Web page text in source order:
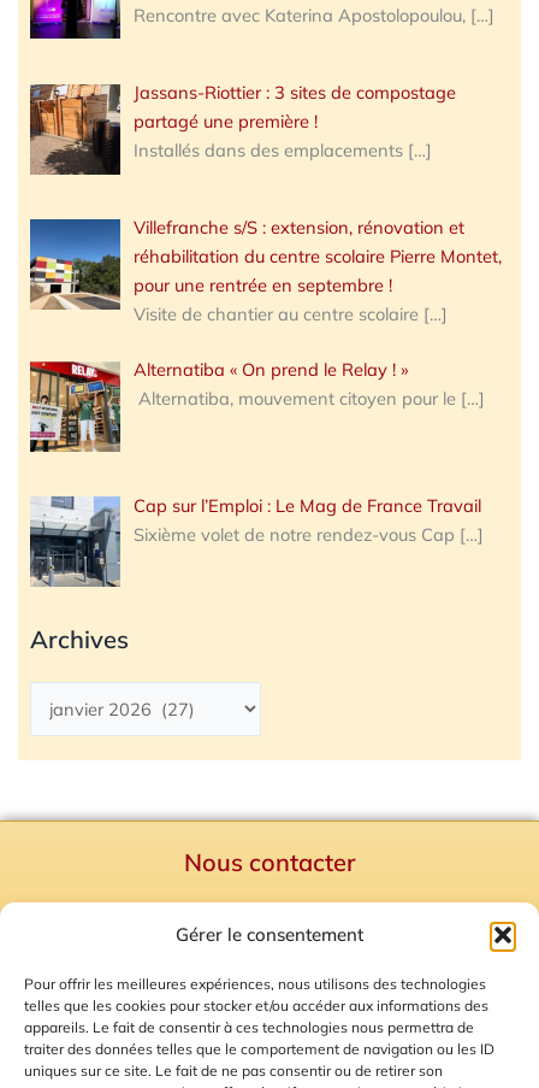
Gérer le consentement
Pour offrir les meilleures expériences, nous utilisons des technologies
telles que les cookies pour stocker et/ou accéder aux informations des
appareils. Le fait de consentir à ces technologies nous permettra de
traiter des données telles que le comportement de navigation ou les ID
uniques sur ce site. Le fait de ne pas consentir ou de retirer son
Rencontre avec Katerina Apostolopoulou, […]
Jassans-Riottier : 3 sites de compostage
partagé une première !
Installés dans des emplacements […]
Villefranche s/S : extension, rénovation et
réhabilitation du centre scolaire Pierre Montet,
pour une rentrée en septembre !
Visite de chantier au centre scolaire […]
Alternatiba « On prend le Relay ! »
Alternatiba, mouvement citoyen pour le […]
Cap sur l’Emploi : Le Mag de France Travail
Sixième volet de notre rendez-vous Cap […]
Archives
Nous contacter
Mentions Légales
Plan du site
Gestion des Cookies